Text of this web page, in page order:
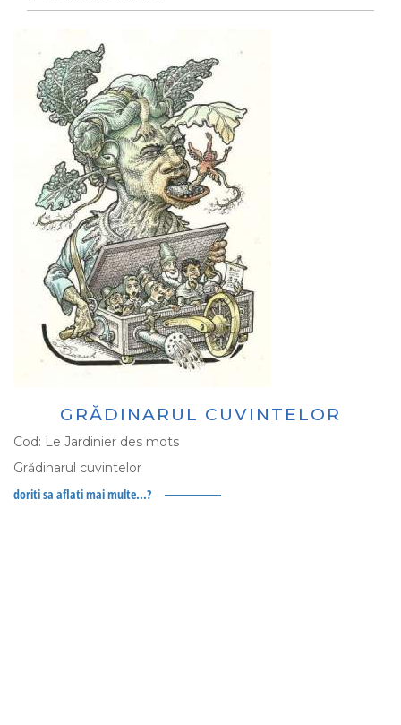
GRĂDINARUL CUVINTELOR
Cod: Le Jardinier des mots
Grădinarul cuvintelor
doriti sa aflati mai multe...?